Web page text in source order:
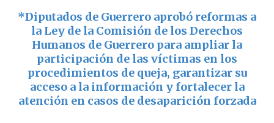
*Diputados de Guerrero aprobó reformas a
la Ley de la Comisión de los Derechos
Humanos de Guerrero para ampliar la
participación de las víctimas en los
procedimientos de queja, garantizar su
acceso a la información y fortalecer la
atención en casos de desaparición forzada